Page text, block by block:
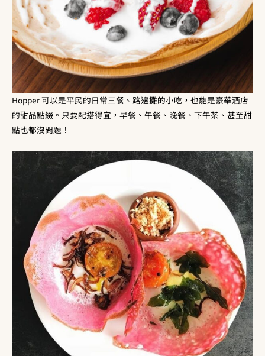
Hopper 可以是平民的日常三餐、路邊攤的小吃，也能是豪華酒店
的甜品點綴。只要配搭得宜，早餐、午餐、晚餐、下午茶、甚至甜
點也都沒問題！